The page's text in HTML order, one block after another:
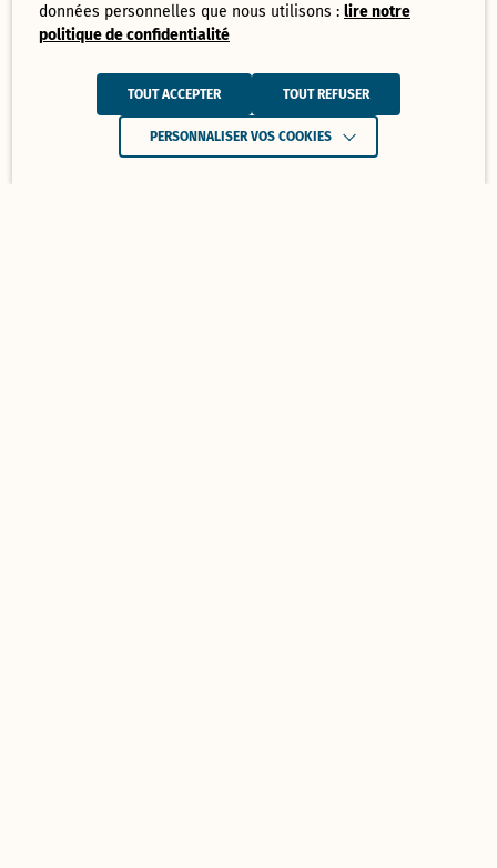
données personnelles que nous utilisons :lire notre
politique de confidentialité
TOUT ACCEPTER TOUT REFUSER
PERSONNALISER VOS COOKIES